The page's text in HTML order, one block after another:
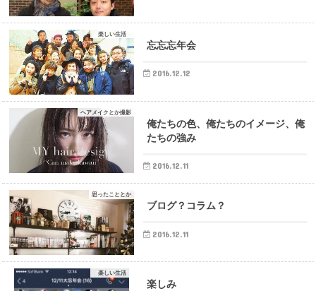
楽しい生活
忘忘忘年会
2016.12.12
ヘアメイクとか撮影
俺たちの色、俺たちのイメージ、俺
たちの強み
2016.12.11
思ったこととか
ブログ？コラム？
2016.12.11
楽しい生活
楽しみ